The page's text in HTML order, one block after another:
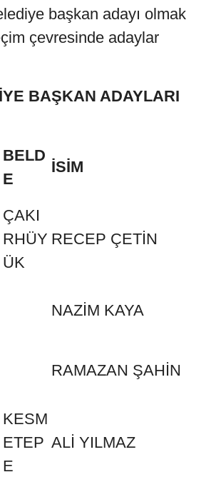
başkan adayı olmak
çevresinde adaylar
BAŞKAN ADAYLARI
BELD
E
İSİM
ÇAKI
RHÜY
ÜK
RECEP ÇETİN
NAZİM KAYA
RAMAZAN ŞAHİN
KESM
ETEP
E
ALİ YILMAZ